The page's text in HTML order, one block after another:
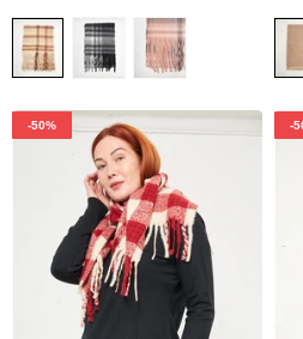
-50% -